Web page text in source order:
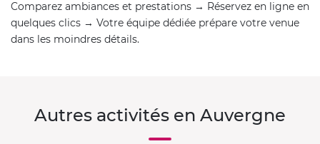
Comparez ambiances et prestations → Réservez en ligne en
quelques clics → Votre équipe dédiée prépare votre venue
dans les moindres détails.
Autres activités en Auvergne